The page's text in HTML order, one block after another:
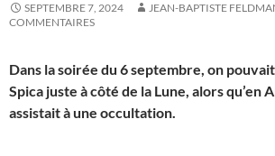
SEPTEMBRE 7, 2024 JEAN-BAPTISTE
COMMENTAIRES
Dans la soirée du 6 septembre, on
Spica juste à côté de la Lune, alors qu’en
assistait à une occultation.